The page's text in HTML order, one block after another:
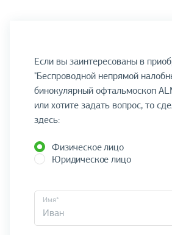
Если вы заинтересованы в
"Беспроводной непрямой
бинокулярный офтальмоскоп
или хотите задать вопрос, то
здесь:
Физическое лицо
Юридическое лицо
Имя*